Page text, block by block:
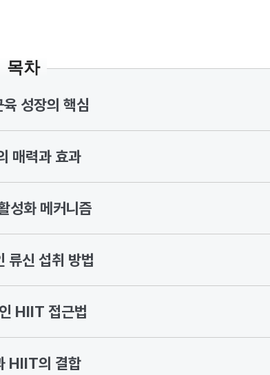
목차
성장의 핵심
매력과 효과
성화 메커니즘
류신 섭취 방법
HIIT 접근법
HIIT의 결합